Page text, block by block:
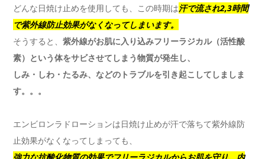
どんな日焼け止めを使用しても、この時期は汗で流され2,3時間
で紫外線防止効果がなくなってしまいます。
そうすると、 紫外線がお肌に入り込みフリーラジカル（活性酸
素）という体をサビさせてしまう物質が発生し、
しみ・しわ・たるみ、などのトラブルを引き起こしてしましま
す。。。
エンビロンラドローションは日焼け止めが汗で落ちて紫外線防
止効果がなくなってしまっても、
強力な抗酸化物質の効果でフリーラジカルからお肌を守り、内